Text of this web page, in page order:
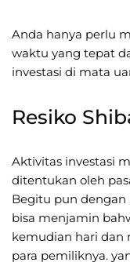
Anda hanya perlu
waktu yang tepat
investasi di mata
Resiko
Aktivitas investasi
ditentukan oleh
Begitu pun
bisa menjamin
kemudian hari dan
para pemiliknya.